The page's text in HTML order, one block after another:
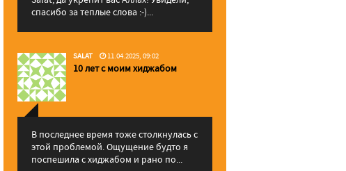
спасибо за теплые слова :-)...
SALAT 11.04.2025, 09:02
10 лет с моим хиджабом
В последнее время тоже столкнулась с
этой проблемой. Ощущение будто я
поспешила с хиджабом и рано по...